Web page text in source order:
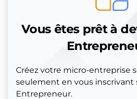
Vous êtes prêt à
Créez votre micro-entreprise
seulement en vous inscrivant
Entrepreneur.